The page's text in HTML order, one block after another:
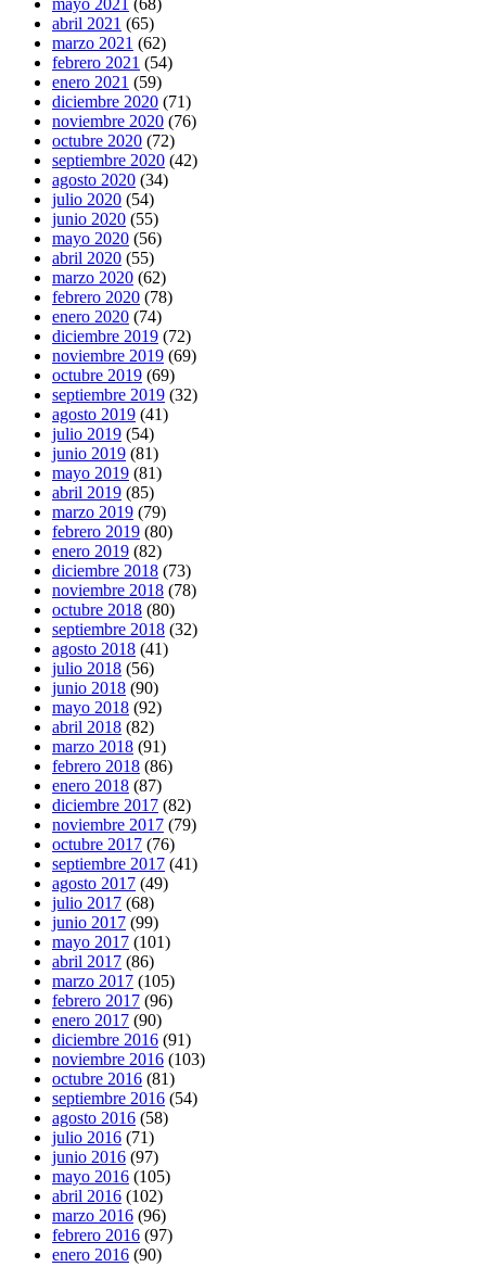
abril 2021 (65)
marzo 2021 (62)
febrero 2021 (54)
enero 2021 (59)
diciembre 2020 (71)
noviembre 2020 (76)
octubre 2020 (72)
septiembre 2020 (42)
agosto 2020 (34)
julio 2020 (54)
junio 2020 (55)
mayo 2020 (56)
abril 2020 (55)
marzo 2020 (62)
febrero 2020 (78)
enero 2020 (74)
diciembre 2019 (72)
noviembre 2019 (69)
octubre 2019 (69)
septiembre 2019 (32)
agosto 2019 (41)
julio 2019 (54)
junio 2019 (81)
mayo 2019 (81)
abril 2019 (85)
marzo 2019 (79)
febrero 2019 (80)
enero 2019 (82)
diciembre 2018 (73)
noviembre 2018 (78)
octubre 2018 (80)
septiembre 2018 (32)
agosto 2018 (41)
julio 2018 (56)
junio 2018 (90)
mayo 2018 (92)
abril 2018 (82)
marzo 2018 (91)
febrero 2018 (86)
enero 2018 (87)
diciembre 2017 (82)
noviembre 2017 (79)
octubre 2017 (76)
septiembre 2017 (41)
agosto 2017 (49)
julio 2017 (68)
junio 2017 (99)
mayo 2017 (101)
abril 2017 (86)
marzo 2017 (105)
febrero 2017 (96)
enero 2017 (90)
diciembre 2016 (91)
noviembre 2016 (103)
octubre 2016 (81)
septiembre 2016 (54)
agosto 2016 (58)
julio 2016 (71)
junio 2016 (97)
mayo 2016 (105)
abril 2016 (102)
marzo 2016 (96)
febrero 2016 (97)
enero 2016 (90)